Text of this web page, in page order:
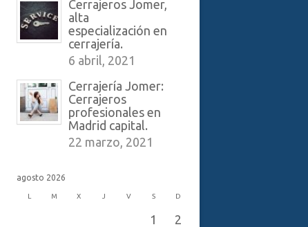
Cerrajeros Jomer,
alta
especialización en
cerrajería.
6 abril, 2021
Cerrajería Jomer:
Cerrajeros
profesionales en
Madrid capital.
22 marzo, 2021
agosto 2026
L M X J V S D
1
2